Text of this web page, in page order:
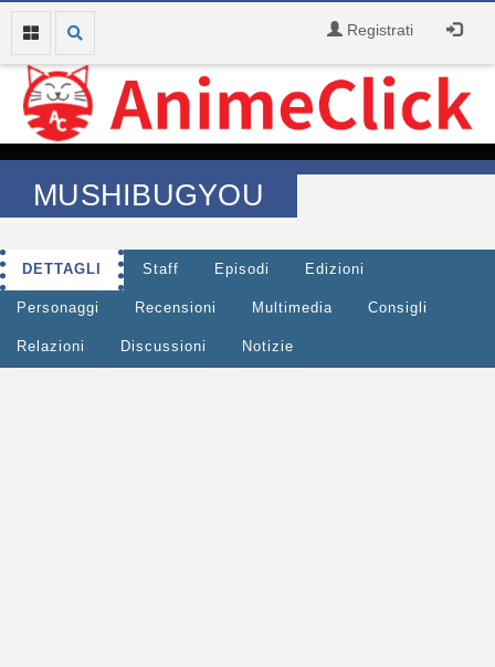
Registrati
MUSHIBUGYOU
DETTAGLI Staff Episodi Edizioni
Personaggi Recensioni Multimedia Consigli
Relazioni Discussioni Notizie